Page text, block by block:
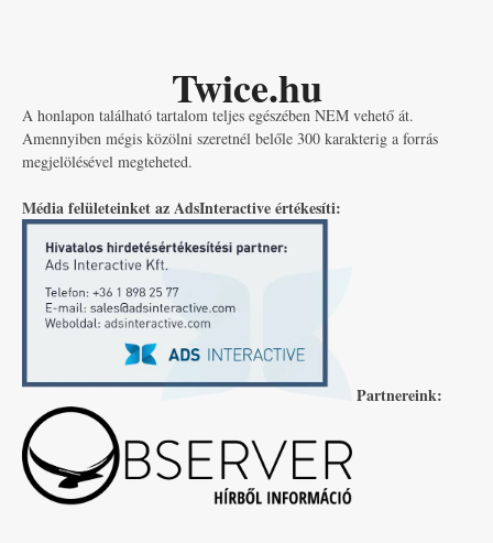
Twice.hu
A honlapon található tartalom teljes egészében NEM vehető át.
Amennyiben mégis közölni szeretnél belőle 300 karakterig a forrás
megjelölésével megteheted.
Média felületeinket az AdsInteractive értékesíti:
Partnereink: